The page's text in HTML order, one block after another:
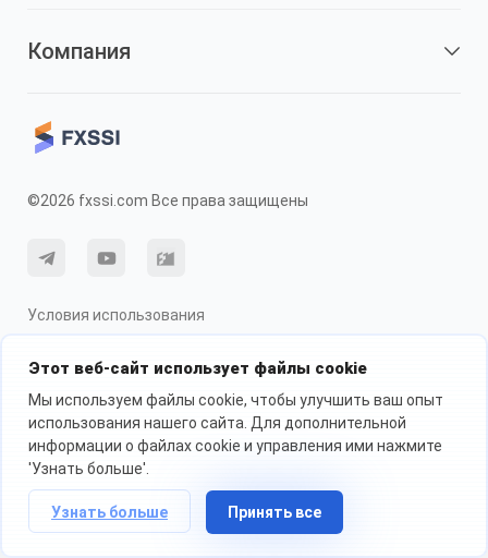
Этот веб-сайт использует файлы cookie
Мы используем файлы cookie, чтобы улучшить ваш опыт
использования нашего сайта. Для дополнительной
информации о файлах cookie и управления ими нажмите
'Узнать больше'.
Узнать больше Принять все
Компания
©2026 fxssi.com Все права защищены
Условия использования
Веб-сайт управляется FXSSI LTD Регистрационный номер: 13534801
(Англия) | 71-75 Shelton Street, London, England, WC2H 9JQ
Мы рекомендуем вам обратиться за независимой финансовой
консультацией и убедиться, что вы полностью понимаете риски,